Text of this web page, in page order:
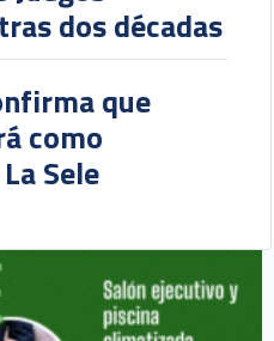
dos décadas
que
como
Sele